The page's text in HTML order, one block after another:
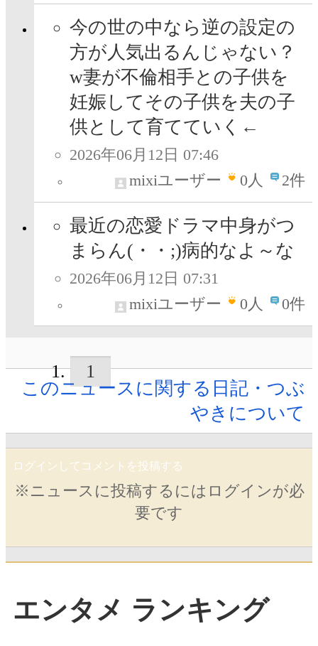
今の世の中なら逆の設定の
方が人気出るんじゃない？
w妻が不倫相手との子供を
妊娠してその子供を夫の子
供として育てていく←
2026年06月12日 07:46
mixiユーザー
0人 2件
最近の恋愛ドラマ中身がつ
まらん(・・;)病的なよ～な
2026年06月12日 07:31
mixiユーザー
0人 0件
1
このニュースに関する日記・つぶ
やきについて
ログインしてコメントを投稿する
※ニュースに投稿するにはログインが必
要です
エンタメ ランキング